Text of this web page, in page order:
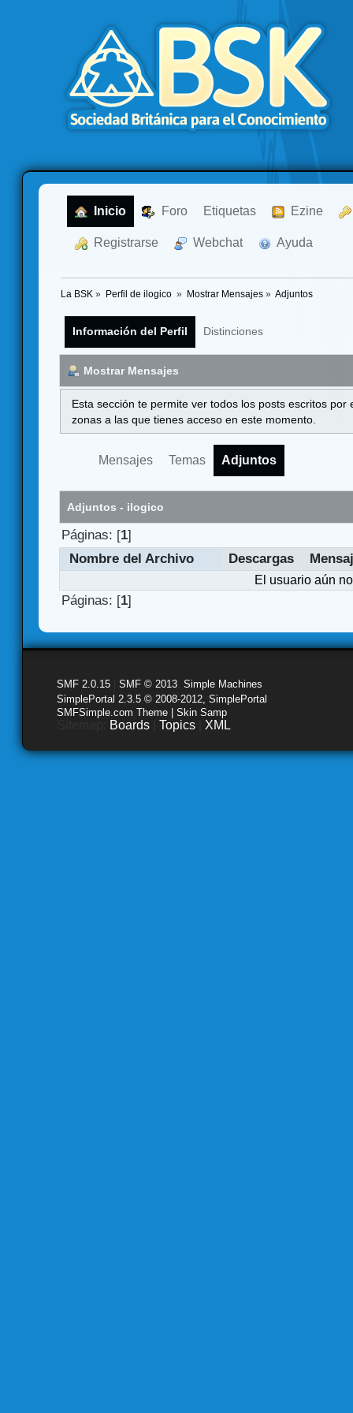
Inicio Foro Etiquetas Ezine
Registrarse Webchat Ayuda
La BSK » Perfil de ilogico » Mostrar Mensajes» Adjuntos
Información del Perfil Distinciones
Mostrar Mensajes
Esta sección te permite ver todos los posts escritos
zonas a las que tienes acceso en este momento.
Mensajes Temas Adjuntos
Adjuntos - ilogico
Páginas: [1]
Nombre del Archivo
Descargas
El usuario aún
Páginas: [1]
SMF 2.0.15 SMF © 2013 Simple Machines
SimplePortal 2.3.5 © 2008-2012, SimplePortal
SMFSimple.com Theme | Skin Samp
Boards Topics XML